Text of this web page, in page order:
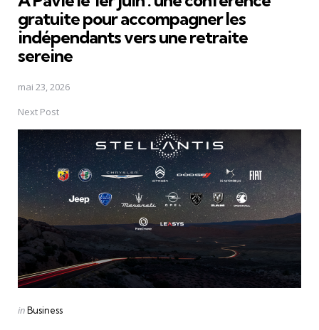
gratuite pour accompagner les
indépendants vers une retraite
sereine
mai 23, 2026
Next Post
Posted
inBusiness